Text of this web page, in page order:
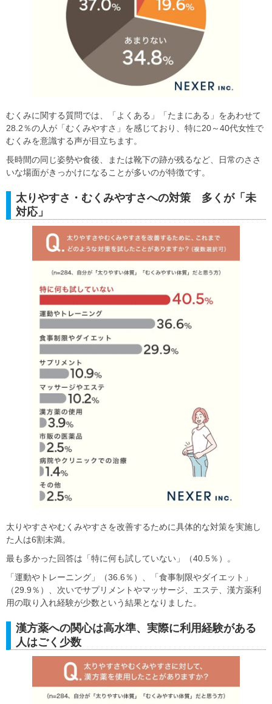
むくみに関する質問では、「よくある」「たまにある」をあわせて
28.2％の人が「むくみやすさ」を感じており、特に20～40代女性で
むくみを意識する声が目立ちます。
長時間の同じ姿勢や食後、または靴下の跡が残るなど、日常のささ
いな場面がきっかけになることが多いのが特徴です。
太りやすさ・むくみやすさへの対策 多くが「未
対応」
太りやすさやむくみやすさを改善するために具体的な対策を実施し
た人は6割未満。
最も多かった回答は「特に何も試していない」（40.5％）。
「運動やトレーニング」（36.6％）、「食事制限やダイエット」
（29.9％）、次いでサプリメントやマッサージ、エステ、漢方薬利
用の取り入れ経験が少数という結果となりました。
漢方薬への関心は高水準、実際に利用経験がある
人はごく少数